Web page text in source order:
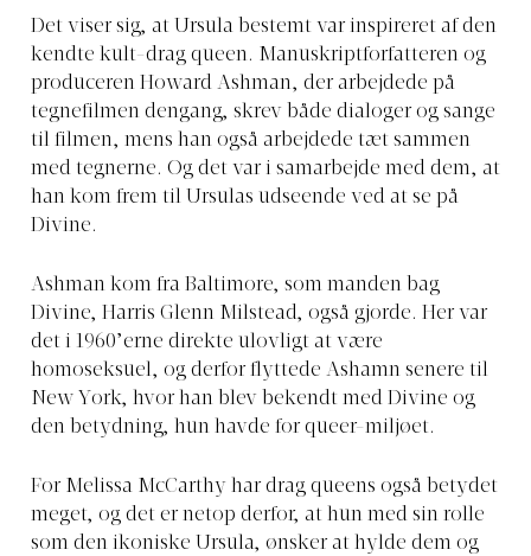
Det viser sig, at Ursula bestemt var inspireret af den
kendte kult-drag queen. Manuskriptforfatteren og
produceren Howard Ashman, der arbejdede på
tegnefilmen dengang, skrev både dialoger og sange
til filmen, mens han også arbejdede tæt sammen
med tegnerne. Og det var i samarbejde med dem, at
han kom frem til Ursulas udseende ved at se på
Divine.
Ashman kom fra Baltimore, som manden bag
Divine, Harris Glenn Milstead, også gjorde. Her var
det i 1960’erne direkte ulovligt at være
homoseksuel, og derfor flyttede Ashamn senere til
New York, hvor han blev bekendt med Divine og
den betydning, hun havde for queer-miljøet.
For Melissa McCarthy har drag queens også betydet
meget, og det er netop derfor, at hun med sin rolle
som den ikoniske Ursula, ønsker at hylde dem og